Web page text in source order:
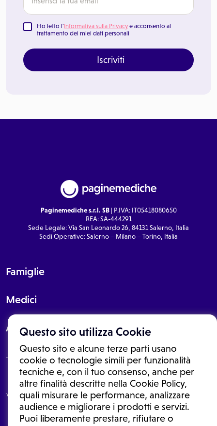
Questo sito utilizza Cookie
Questo sito e alcune terze parti usano
cookie o tecnologie simili per funzionalità
tecniche e, con il tuo consenso, anche per
altre finalità descritte nella Cookie Policy,
quali misurare le performance, analizzare
audience e migliorare i prodotti e servizi.
Puoi liberamente prestare, rifiutare o
Ho letto l'Informativa sulla Privacy e acconsento al
trattamento dei miei dati personali
Iscriviti
Paginemediche s.r.l. SB| P.IVA: IT05418080650
REA: SA-444291
Sede Legale: Via San Leonardo 26, 84131 Salerno, Italia
Sedi Operative: Salerno – Milano – Torino, Italia
Famiglie
Medici
About
Le informazioni proposte in questo sito non sono un consulto medico.
In nessun caso, queste informazioni sostituiscono un consulto, una
visita o una diagnosi formulata dal medico. Non si devono considerare
le informazioni disponibili come suggerimenti per la formulazione di
una diagnosi, la determinazione di un trattamento o l'assunzione o
sospensione di un farmaco senza prima consultare un medico di